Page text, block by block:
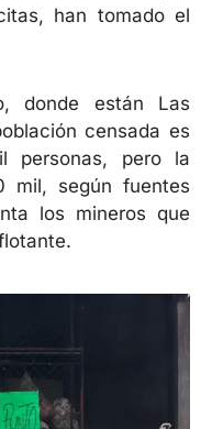
han tomado el
donde están Las
censada es
personas, pero la
mil, según fuentes
los mineros que